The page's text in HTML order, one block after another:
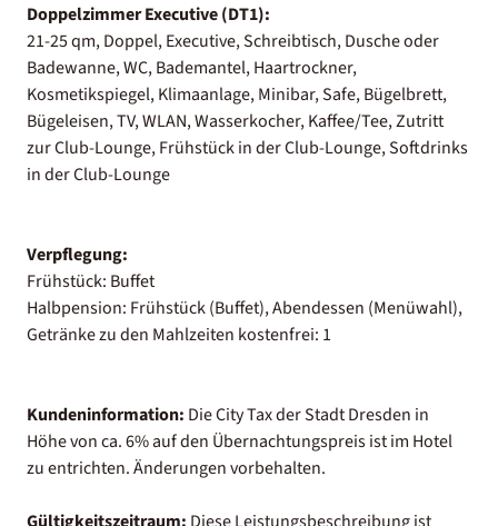
Doppelzimmer Executive (DT1):
21-25 qm, Doppel, Executive, Schreibtisch, Dusche oder
Badewanne, WC, Bademantel, Haartrockner,
Kosmetikspiegel, Klimaanlage, Minibar, Safe, Bügelbrett,
Bügeleisen, TV, WLAN, Wasserkocher, Kaffee/Tee, Zutritt
zur Club-Lounge, Frühstück in der Club-Lounge, Softdrinks
in der Club-Lounge
Verpflegung:
Frühstück: Buffet
Halbpension: Frühstück (Buffet), Abendessen (Menüwahl),
Getränke zu den Mahlzeiten kostenfrei: 1
Kundeninformation: Die City Tax der Stadt Dresden in
Höhe von ca. 6% auf den Übernachtungspreis ist im Hotel
zu entrichten. Änderungen vorbehalten.